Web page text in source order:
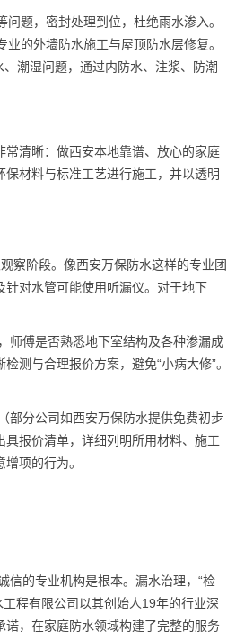
题，密封处理到位，杜绝雨水渗入。
的外墙防水施工与屋顶防水层修复。
潮湿问题，通过内防水、注浆、防潮
清晰：做西安本地靠谱、放心的家庭
材料与标准工艺进行施工，并以透明
察阶段。像西安万保防水这样的专业团
对水管可能使用听漏仪。对于地下
师傅是否熟悉地下室结构及各种渗漏成
测与合理报价方案，避免“小病大修”。
部分公司如西安万保防水提供免费初步
具报价清单，详细列明所用材料、施工
项的行为。
信的专业机构是根本。漏水治理，“检
程有限公司以其创始人19年的行业深
，在家庭防水领域构建了完整的服务